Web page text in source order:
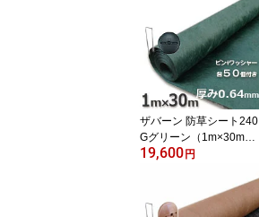
ザバーン 防草シート240
Gグリーン（1m×30m）
とコ型ピン＋WDワッシ
19,600 円